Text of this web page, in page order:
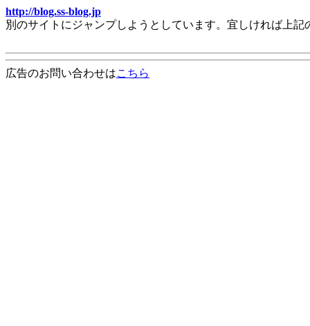
http://blog.ss-blog.jp
別のサイトにジャンプしようとしています。宜しければ上
広告のお問い合わせはこちら